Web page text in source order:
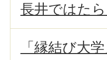
長井ではたら
「縁結び大